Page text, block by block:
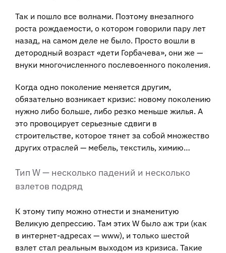
Так и пошло все волнами. Поэтому внезапного
роста рождаемости, о котором говорили пару лет
назад, на самом деле не было. Просто вошли в
детородный возраст «дети Горбачева», они же —
внуки многочисленного послевоенного поколения.
Когда одно поколение меняется другим,
обязательно возникает кризис: новому поколению
нужно либо больше, либо резко меньше жилья. А
это провоцирует серьезные сдвиги в
строительстве, которое тянет за собой множество
других отраслей — мебель, текстиль, химию…
Тип W — несколько падений и несколько
взлетов подряд
К этому типу можно отнести и знаменитую
Великую депрессию. Там этих W было аж три (как
в интернет-адресах — www), и только шестой
взлет стал реальным выходом из кризиса. Такие